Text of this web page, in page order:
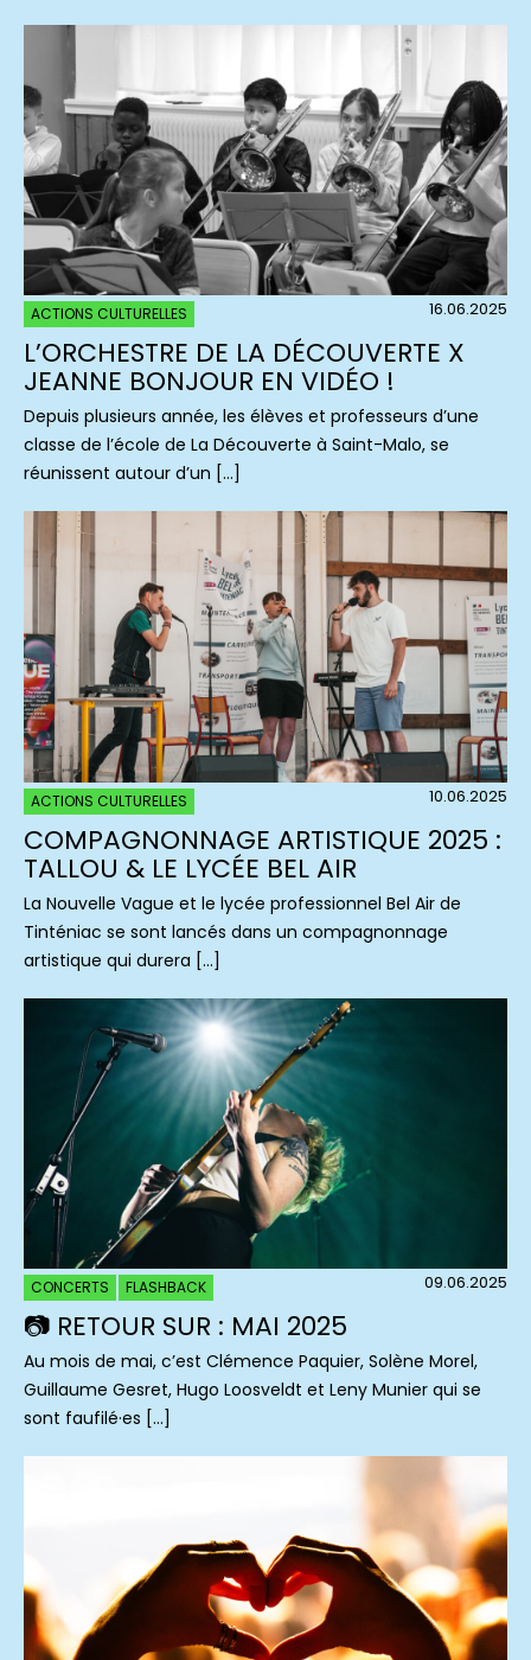
ACTIONS CULTURELLES 16.06.2025
L’ORCHESTRE DE LA DÉCOUVERTE X
JEANNE BONJOUR EN VIDÉO !
Depuis plusieurs année, les élèves et professeurs d’une
classe de l’école de La Découverte à Saint-Malo, se
réunissent autour d’un […]
ACTIONS CULTURELLES 10.06.2025
COMPAGNONNAGE ARTISTIQUE 2025 :
TALLOU & LE LYCÉE BEL AIR
La Nouvelle Vague et le lycée professionnel Bel Air de
Tinténiac se sont lancés dans un compagnonnage
artistique qui durera […]
CONCERTS FLASHBACK 09.06.2025
📷 RETOUR SUR : MAI 2025
Au mois de mai, c’est Clémence Paquier, Solène Morel,
Guillaume Gesret, Hugo Loosveldt et Leny Munier qui se
sont faufilé·es […]